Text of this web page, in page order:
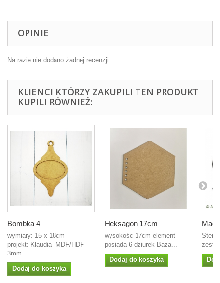
OPINIE
Na razie nie dodano żadnej recenzji.
KLIENCI KTÓRZY ZAKUPILI TEN PRODUKT
KUPILI RÓWNIEŻ:
Bombka 4
wymiary: 15 x 18cm
projekt: Klaudia MDF/HDF
3mm
Dodaj do koszyka
Heksagon 17cm
wysokośc 17cm element
posiada 6 dziurek Baza...
Dodaj do koszyka